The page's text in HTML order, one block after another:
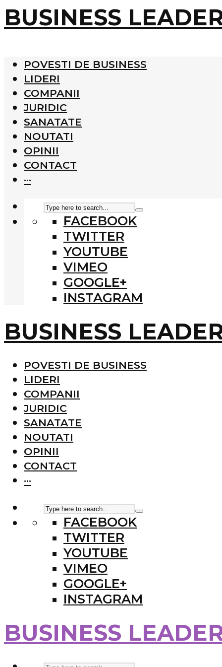
BUSINESS
POVESTI DE BUSINESS
LIDERI
COMPANII
JURIDIC
SANATATE
NOUTATI
OPINII
CONTACT
···
FACEBOOK
TWITTER
YOUTUBE
VIMEO
GOOGLE+
INSTAGRAM
BUSINESS
POVESTI DE BUSINESS
LIDERI
COMPANII
JURIDIC
SANATATE
NOUTATI
OPINII
CONTACT
···
FACEBOOK
TWITTER
YOUTUBE
VIMEO
GOOGLE+
INSTAGRAM
BUSINESS